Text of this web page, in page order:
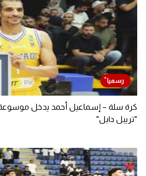
كرة سلة – إسماعيل أحمد يدخل
"تريبل دابل"